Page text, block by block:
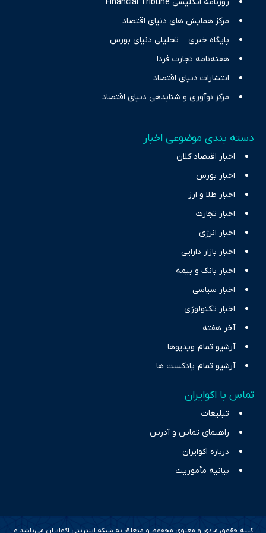
مرکز همایش های دنیای اقتصاد
پایگاه خبری – تحلیلی دنیای بورس
هفته‌نامه تجارت فردا
انتشارات دنیای اقتصاد
مرکز نوآوری و شتابدهی دنیای اقتصاد
دسته بندی موضوعی اخبار
اخبار اقتصاد کلان
اخبار بورس
اخبار طلا و ارز
اخبار تجارت
اخبار انرژی
اخبار بازار دارایی
اخبار بانک و بیمه
اخبار سیاسی
اخبار تکنولوژی
آخر هفته
آرشیو تمام ویدیوها
آرشیو تمام پادکست ها
تماس با اکوایران
تبلیغات
راهنمای تماس و آدرس
درباره اکوایران
بیانیه مأموریت
کلیه حقوق مادی و معنوی محفوظ و متعلق به شبکه اینترنتی اکوایران می‌باشد و